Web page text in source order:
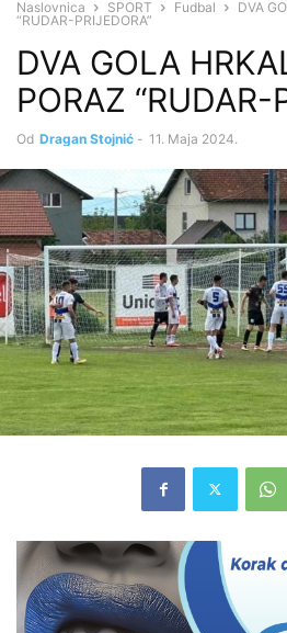
Naslovnica SPORT Fudbal
DVA
“RUDAR-PRIJEDORA”
DVA GOLA
PORAZ “RUDAR-
Od Dragan Stojnić - 11. Maja 2024.